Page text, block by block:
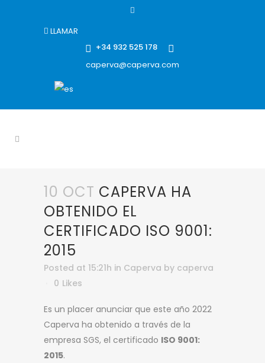
LLAMAR
+34 932 525 178
caperva@caperva.com
10 OCT CAPERVA HA
OBTENIDO EL
CERTIFICADO ISO 9001:
2015
Posted at 15:21h in Caperva by caperva
0 Likes
Es un placer anunciar que este año 2022
Caperva ha obtenido a través de la
empresa SGS, el certificado ISO 9001:
2015.